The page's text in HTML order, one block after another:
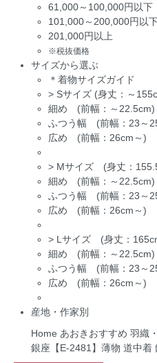
61,000～100,000円以下
101,000～200,000円以
201,000円以上
※税抜価格
サイズから選ぶ
＊着物サイズガイド
> Sサイズ (身丈：～
細め (前幅：～22.5cm)
ふつう幅 (前幅：23～
広め (前幅：26cm～)
> Mサイズ (身丈：
細め (前幅：～22.5cm)
ふつう幅 (前幅：23～
広め (前幅：26cm～)
> Lサイズ (身丈：
細め (前幅：～22.5cm)
ふつう幅 (前幅：23～
広め (前幅：26cm～)
産地・作家別
Home あおきおすすめ 羽織
銀座【E-2481】薄物 道中着